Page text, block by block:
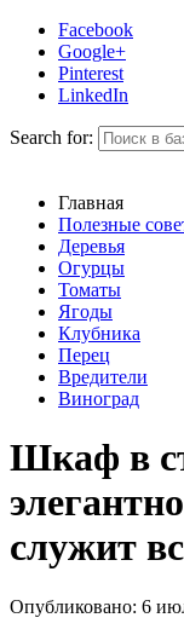
Facebook
Google+
Pinterest
LinkedIn
Search for:
Главная
Полезные
Деревья
Огурцы
Томаты
Ягоды
Клубника
Перец
Вредители
Виноград
Шкаф в
служит
Опубликовано: 6